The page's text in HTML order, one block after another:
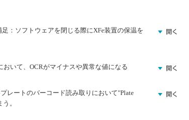
足：ソフトウェアを閉じる際にXFe装置の保温を
おいて、OCRがマイナスや異常な値になる
レートのバーコード読み取りにおいて"Plate
。